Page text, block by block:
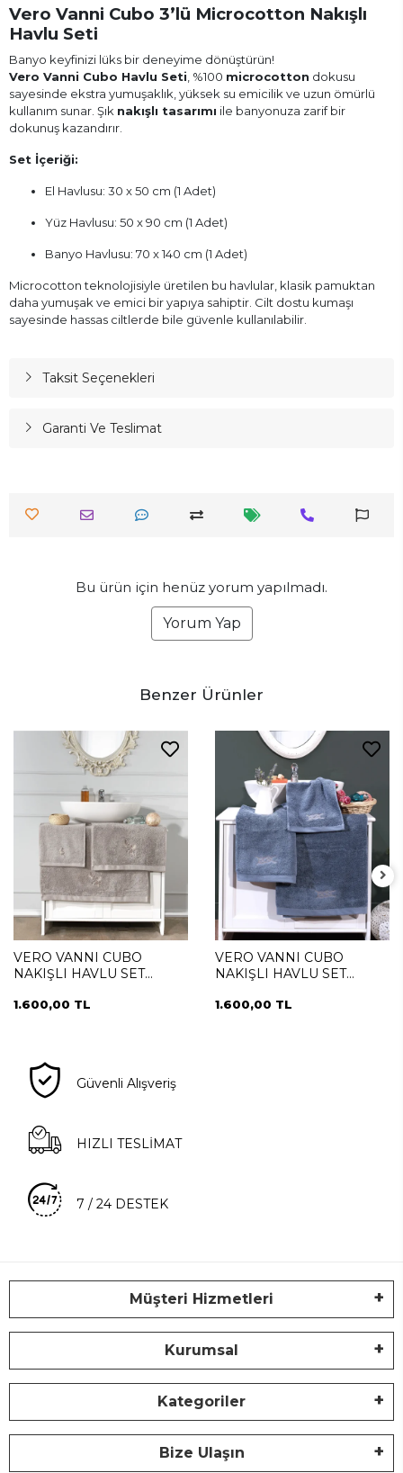
Vero Vanni Cubo 3’lü Microcotton Nakışlı
Havlu Seti
Banyo keyfinizi lüks bir deneyime dönüştürün!
Vero Vanni Cubo Havlu Seti , %100 microcotton dokusu
sayesinde ekstra yumuşaklık, yüksek su emicilik ve uzun ömürlü
kullanım sunar. Şık nakışlı tasarımı ile banyonuza zarif bir
dokunuş kazandırır.
Set İçeriği:
El Havlusu: 30 x 50 cm (1 Adet)
Yüz Havlusu: 50 x 90 cm (1 Adet)
Banyo Havlusu: 70 x 140 cm (1 Adet)
Microcotton teknolojisiyle üretilen bu havlular, klasik pamuktan
daha yumuşak ve emici bir yapıya sahiptir. Cilt dostu kumaşı
sayesinde hassas ciltlerde bile güvenle kullanılabilir.
Taksit Seçenekleri
Garanti Ve Teslimat
Bu ürün için henüz yorum yapılmadı.
Yorum Yap
Benzer Ürünler
VERO VANNI CUBO
NAKIŞLI HAVLU SET
1.600,00 TL
VERO VANNI CUBO
NAKIŞLI HAVLU SET
1.600,00 TL
Güvenli Alışveriş
HIZLI TESLİMAT
7 / 24 DESTEK
Müşteri Hizmetleri
Kurumsal
Kategoriler
Bize Ulaşın